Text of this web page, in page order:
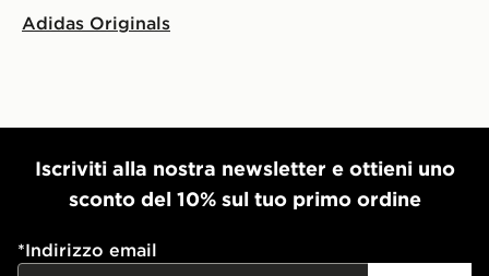
Adidas Originals
Iscriviti alla nostra newsletter e ottieni uno
sconto del 10% sul tuo primo ordine
*Indirizzo email